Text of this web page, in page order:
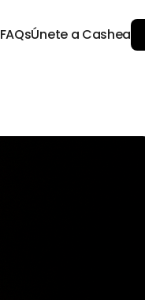
FAQsÚnete a Cashea